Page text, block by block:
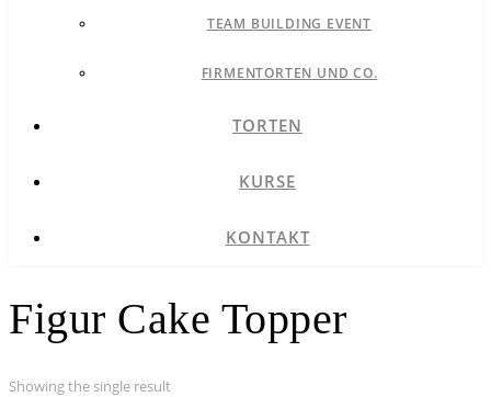
TEAM BUILDING EVENT
FIRMENTORTEN UND CO.
TORTEN
KURSE
KONTAKT
Figur Cake Topper
Showing the single result